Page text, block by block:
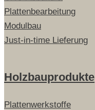
Plattenbearbeitung
Modulbau
Just-in-time Lieferung
Holzbauprodukte
Plattenwerkstoffe